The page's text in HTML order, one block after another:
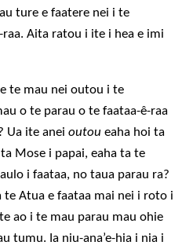
ture e faatere nei i te
Aita ratou i ite i hea e imi
te mau nei outou i te
o te parau o te faataa-ê-raa
Ua ite aneioutou eaha hoi ta
Mose i papai, eaha ta te
i faataa, no taua parau ra?
Atua e faataa mai nei i roto i
ao i te mau parau mau ohie
tumu. Ia niu-ana’e-hia i nia i